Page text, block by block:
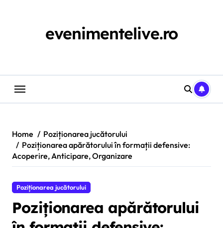
evenimentelive.ro
Home
Poziționarea jucătorului
Poziționarea apărătorului în formații defensive:
Acoperire, Anticipare, Organizare
Poziționarea jucătorului
Poziționarea apărătorului